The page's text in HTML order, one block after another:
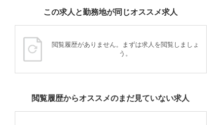
この求人と勤務地が同じオススメ求人
閲覧履歴がありません。まずは求人を閲覧しましょ
う。
閲覧履歴からオススメのまだ見ていない求人